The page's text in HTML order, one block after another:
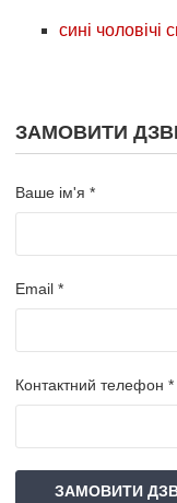
сині чоловічі
ЗАМОВИТИ
Ваше ім'я *
Email *
Контактний телефон *
ЗАМОВИТИ